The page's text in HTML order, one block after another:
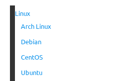
Linux
Arch Linux
Debian
CentOS
Ubuntu